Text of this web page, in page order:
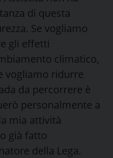
di questa
Se vogliamo
gli effetti
climatico,
vogliamo ridurre
da percorrere è
personalmente a
mia attività
già fatto
della Lega.